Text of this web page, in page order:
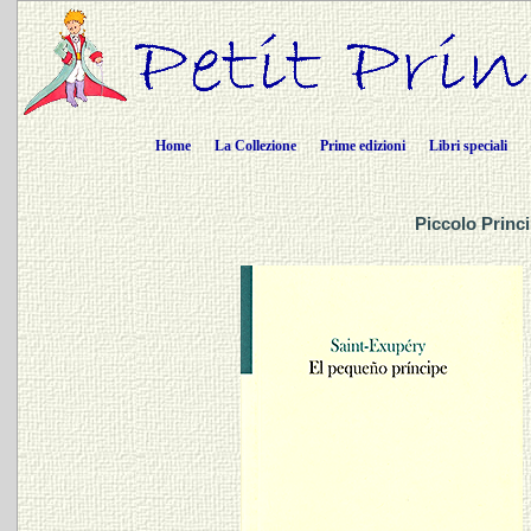
Home La Collezione Prime edizioni Libri speciali
Piccolo